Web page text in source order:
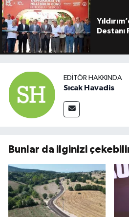
EDITÖR HAKKINDA
Sıcak Havadis
Bunlar da ilginizi